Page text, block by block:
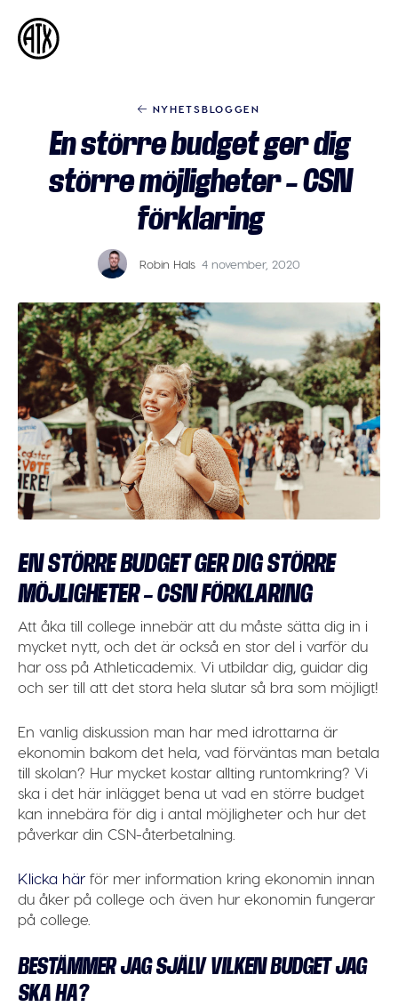
NYHETSBLOGGEN
En större budget ger dig
större möjligheter – CSN
förklaring
Robin Hals 4 november, 2020
EN STÖRRE BUDGET GER DIG STÖRRE
MÖJLIGHETER – CSN FÖRKLARING
Att åka till college innebär att du måste sätta dig in i
mycket nytt, och det är också en stor del i varför du
har oss på Athleticademix. Vi utbildar dig, guidar dig
och ser till att det stora hela slutar så bra som möjligt!
En vanlig diskussion man har med idrottarna är
ekonomin bakom det hela, vad förväntas man betala
till skolan? Hur mycket kostar allting runtomkring? Vi
ska i det här inlägget bena ut vad en större budget
kan innebära för dig i antal möjligheter och hur det
påverkar din CSN-återbetalning.
Klicka här för mer information kring ekonomin innan
du åker på college och även hur ekonomin fungerar
på college.
BESTÄMMER JAG SJÄLV VILKEN BUDGET JAG
SKA HA?